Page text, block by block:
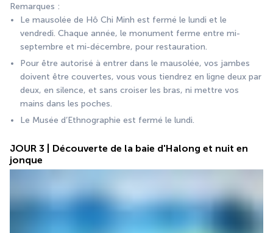
Remarques :
Le mausolée de Hô Chi Minh est fermé le lundi et le
vendredi. Chaque année, le monument ferme entre mi-
septembre et mi-décembre, pour restauration.
Pour être autorisé à entrer dans le mausolée, vos jambes
doivent être couvertes, vous vous tiendrez en ligne deux par
deux, en silence, et sans croiser les bras, ni mettre vos
mains dans les poches.
Le Musée d’Ethnographie est fermé le lundi.
JOUR 3 | Découverte de la baie d'Halong et nuit en
jonque